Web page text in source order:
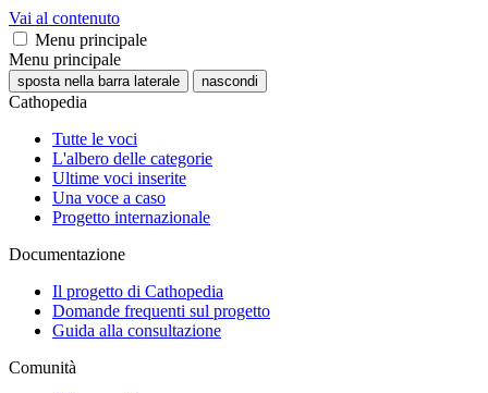
Vai al contenuto
Menu principale
Menu principale
sposta nella barra laterale nascondi
Cathopedia
Tutte le voci
L'albero delle categorie
Ultime voci inserite
Una voce a caso
Progetto internazionale
Documentazione
Il progetto di Cathopedia
Domande frequenti sul progetto
Guida alla consultazione
Comunità